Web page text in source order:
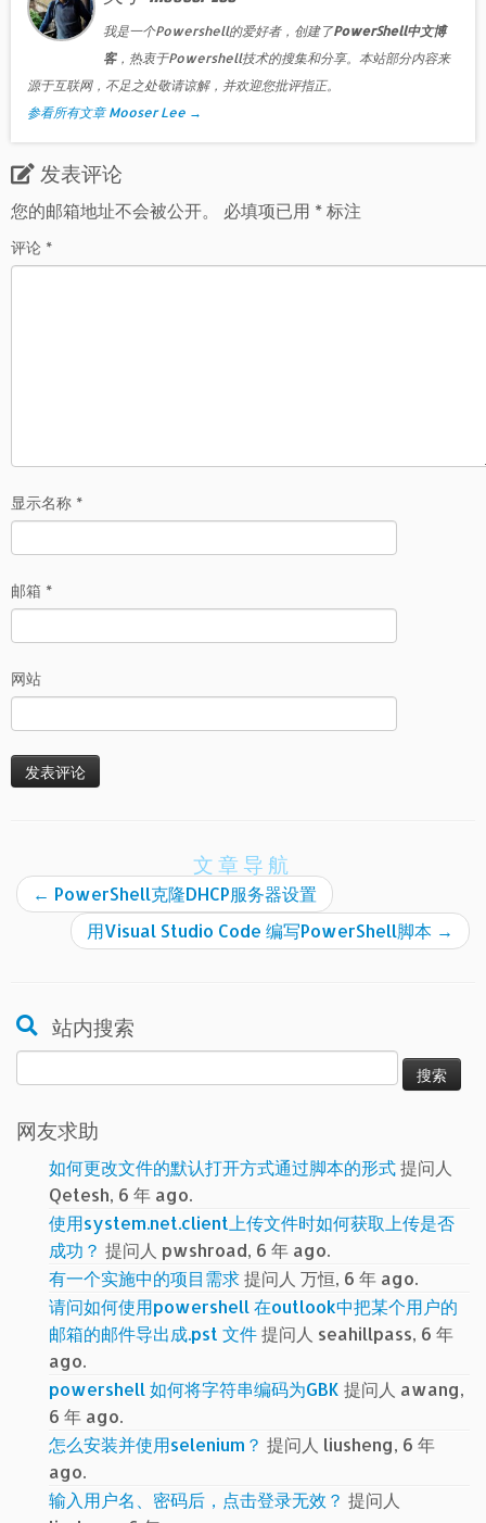
我是一个Powershell的爱好者，创建了PowerShell中文博
客，热衷于Powershell技术的搜集和分享。本站部分内容来
源于互联网，不足之处敬请谅解，并欢迎您批评指正。
参看所有文章 Mooser Lee →
发表评论
您的邮箱地址不会被公开。
必填项已用 *标注
评论 *
显示名称 *
邮箱 *
网站
文章导航
← PowerShell克隆DHCP服务器设置
用Visual Studio Code 编写PowerShell脚本 →
站内搜索
索：
网友求助
如何更改文件的默认打开方式通过脚本的形式提问人
Qetesh, 6 年 ago.
使用system.net.client上传文件时如何获取上传是否
成功？ 提问人 pwshroad, 6 年 ago.
有一个实施中的项目需求提问人 万恒, 6 年 ago.
请问如何使用powershell 在outlook中把某个用户的
邮箱的邮件导出成.pst 文件提问人 seahillpass, 6 年
ago.
powershell 如何将字符串编码为GBK 提问人 awang,
6 年 ago.
怎么安装并使用selenium？ 提问人 liusheng, 6 年
ago.
输入用户名、密码后，点击登录无效？ 提问人